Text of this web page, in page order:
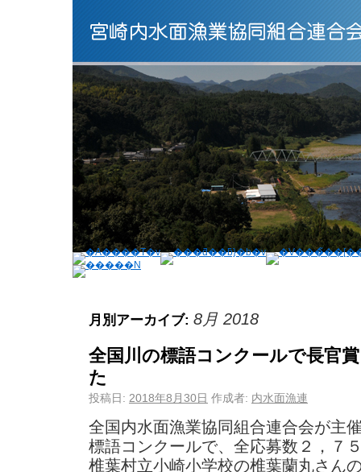
月別アーカイブ: 8月 2018
全国川の標語コンクールで長官
た
投稿日: 2018年8月30日 作成者: 内水面漁連
全国内水面漁業協同組合連合会が主
標語コンクールで、全応募数２，７
椎葉村立小崎小学校の椎葉蘭丸さ